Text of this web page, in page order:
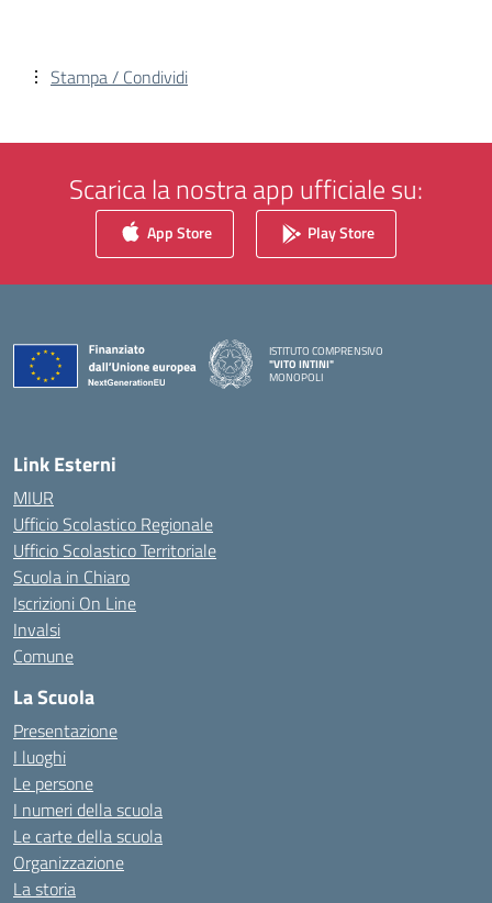
Stampa / Condividi
Scarica la nostra app ufficiale su:
App Store Play Store
ISTITUTO COMPRENSIVO
"VITO INTINI"
MONOPOLI
Link Esterni
MIUR
Ufficio Scolastico Regionale
Ufficio Scolastico Territoriale
Scuola in Chiaro
Iscrizioni On Line
Invalsi
Comune
La Scuola
Presentazione
I luoghi
Le persone
I numeri della scuola
Le carte della scuola
Organizzazione
La storia